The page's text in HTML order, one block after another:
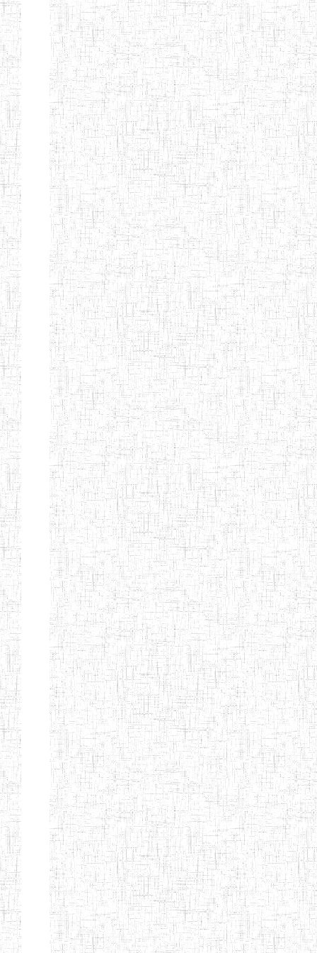
SAINT
ANDREW'S BTTC
28/12/2007 ENIEG
MODEL
INCLUSIVE
BILINGUAL
TEACHER
TRAINING
INSTITUTE
08/09/2015 ENIEG
CEFED/SPED/TTI
SANTA
17/11/2008 ENIEG
PTTC MBENGWI 06/08/1990 ENIEG
FULL GOSPEL
BTTC MBENGWI
02/10/1998 ENIEG
BAPTIST
TEACHERS
TRAINING
COLLEGE
08/08/1983 ENIEG
KENCHOLIA
TEACHER'S
TRAINING
COLLEGE
"K.T.T.C NDOP"
15/09/2015 ENIEG
ENIEG PRIVEE
BILINGUE
LAIQUE LES
PERFORMANCES
PEDAGOGIQUES
01/09/2015 ENIEG
ENIEG DU HAUT
NKAM
12/08/2013 ENIEG
ENIEG BILINGUE
DE L'IPEP DE
BANDJOUN
05/09/2003 ENIEG
ENIEG PRIVEE
NANFAH
07/09/2012 ENIEG
ENPIEG TERESA
JANE
14/03/2014 ENIEG